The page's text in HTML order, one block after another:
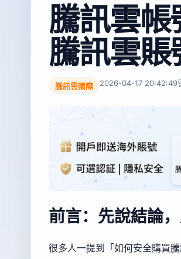
騰訊雲帳
騰訊雲賬
騰訊雲國際 2026-04-17 20:42:49
前言：先說結論
很多人一提到「如何安全購買